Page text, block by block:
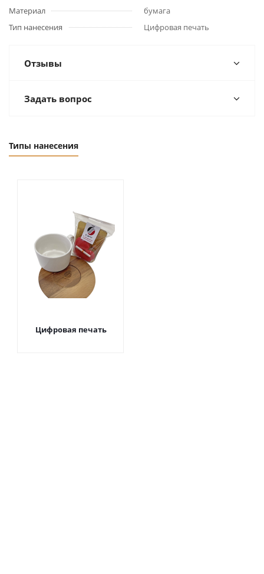
Материал
бумага
Тип нанесения
Цифровая печать
Отзывы
Задать вопрос
Типы нанесения
Цифровая печать